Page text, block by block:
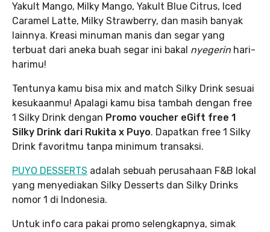
Yakult Mango, Milky Mango, Yakult Blue Citrus, Iced
Caramel Latte, Milky Strawberry, dan masih banyak
lainnya. Kreasi minuman manis dan segar yang
terbuat dari aneka buah segar ini bakal nyegerin hari-
harimu!
Tentunya kamu bisa mix and match Silky Drink sesuai
kesukaanmu! Apalagi kamu bisa tambah dengan free
1 Silky Drink dengan Promo voucher eGift free 1
Silky Drink dari Rukita x Puyo. Dapatkan free 1 Silky
Drink favoritmu tanpa minimum transaksi.
PUYO DESSERTS adalah sebuah perusahaan F&B lokal
yang menyediakan Silky Desserts dan Silky Drinks
nomor 1 di Indonesia.
Untuk info cara pakai promo selengkapnya, simak